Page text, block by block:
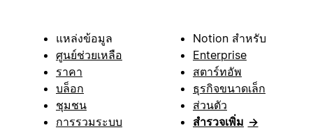
แหล่งข้อมูล
ศูนย์ช่วยเหลือ
ราคา
บล็อก
ชุมชน
การรวมระบบ
Notion สำหรับ
Enterprise
สตาร์ทอัพ
ธุรกิจขนาดเล็ก
ส่วนตัว
สำรวจเพิ่ม →